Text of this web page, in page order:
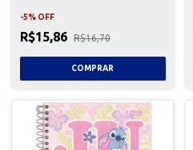
-5% OFF
R$15,86 R$16,70